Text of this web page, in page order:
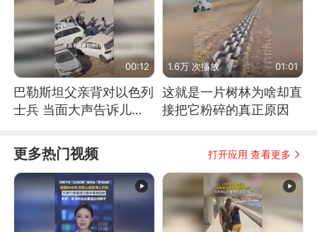
00:12
巴勒斯坦父亲背对以色列
士兵 当面大声告诉儿
1.6万 次播放 01:01
这就是一片树林为啥却直
接把它粉碎的真正原因
更多热门视频 打开应用 查看更多